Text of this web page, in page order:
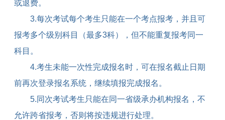
或退费。
3.每次考试每个考生只能在一个考点报考，并且可
报考多个级别科目（最多3科），但不能重复报考同一
科目。
4.考生未能一次性完成报名时，可在报名截止日期
前再次登录报名系统，继续填报完成报名。
5.同次考试考生只能在同一省级承办机构报名，不
允许跨省报考，否则将按违规进行处理。